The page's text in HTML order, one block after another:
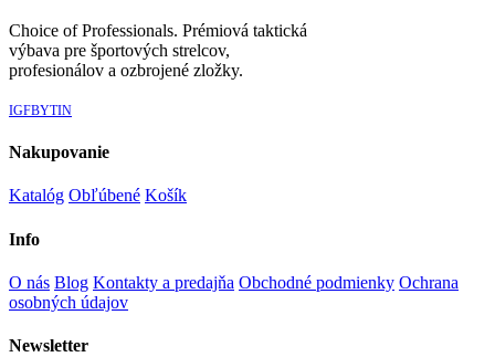
Choice of Professionals. Prémiová taktická
výbava pre športových strelcov,
profesionálov a ozbrojené zložky.
IGFBYTIN
Nakupovanie
Katalóg Obľúbené Košík
Info
O nás Blog Kontakty a predajňa Obchodné podmienky Ochrana
osobných údajov
Newsletter